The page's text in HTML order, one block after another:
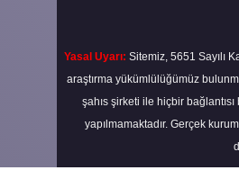
Yasal Uyarı: Sitemiz, 5651 Sayılı
araştırma yükümlülüğümüz
şahıs şirketi ile hiçbir
yapılmamaktadır. Gerçek